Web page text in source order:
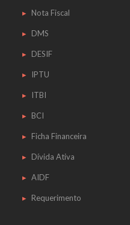
Nota Fiscal
DMS
DESIF
IPTU
ITBI
BCI
Ficha Financeira
Dívida Ativa
AIDF
Requerimento